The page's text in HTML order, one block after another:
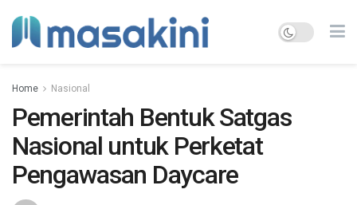
Home Nasional
Pemerintah Bentuk Satgas
Nasional untuk Perketat
Pengawasan Daycare